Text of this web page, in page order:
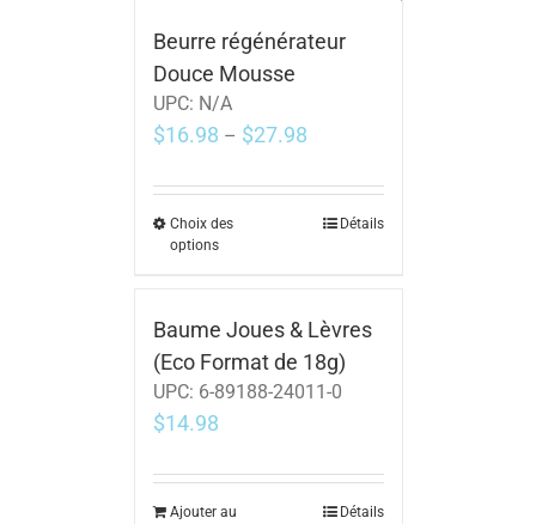
Beurre régénérateur
Douce Mousse
UPC: N/A
$16.98 – $27.98
Choix des
options
Détails
Baume Joues & Lèvres
(Eco Format de 18g)
UPC: 6-89188-24011-0
$14.98
Ajouter au
Détails